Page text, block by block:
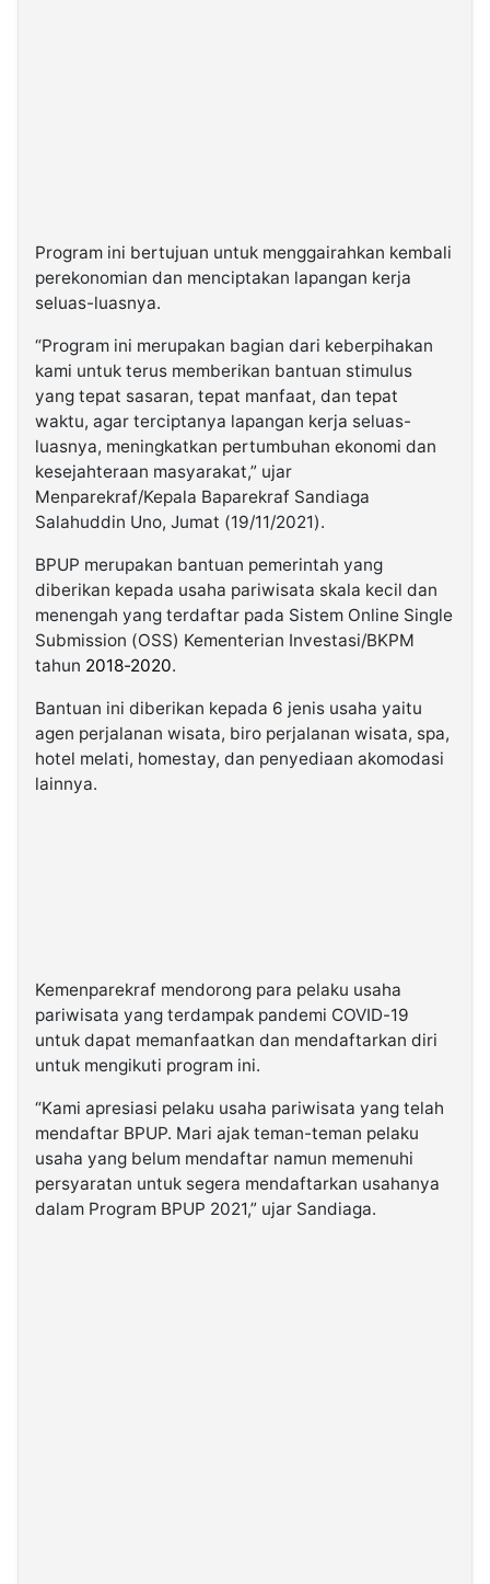
Program ini bertujuan untuk menggairahkan kembali
perekonomian dan menciptakan lapangan kerja
seluas-luasnya.
“Program ini merupakan bagian dari keberpihakan
kami untuk terus memberikan bantuan stimulus
yang tepat sasaran, tepat manfaat, dan tepat
waktu, agar terciptanya lapangan kerja seluas-
luasnya, meningkatkan pertumbuhan ekonomi dan
kesejahteraan masyarakat,” ujar
Menparekraf/Kepala Baparekraf Sandiaga
Salahuddin Uno, Jumat (19/11/2021).
BPUP merupakan bantuan pemerintah yang
diberikan kepada usaha pariwisata skala kecil dan
menengah yang terdaftar pada Sistem Online Single
Submission (OSS) Kementerian Investasi/BKPM
tahun 2018-2020.
Bantuan ini diberikan kepada 6 jenis usaha yaitu
agen perjalanan wisata, biro perjalanan wisata, spa,
hotel melati, homestay, dan penyediaan akomodasi
lainnya.
Kemenparekraf mendorong para pelaku usaha
pariwisata yang terdampak pandemi COVID-19
untuk dapat memanfaatkan dan mendaftarkan diri
untuk mengikuti program ini.
“Kami apresiasi pelaku usaha pariwisata yang telah
mendaftar BPUP. Mari ajak teman-teman pelaku
usaha yang belum mendaftar namun memenuhi
persyaratan untuk segera mendaftarkan usahanya
dalam Program BPUP 2021,” ujar Sandiaga.